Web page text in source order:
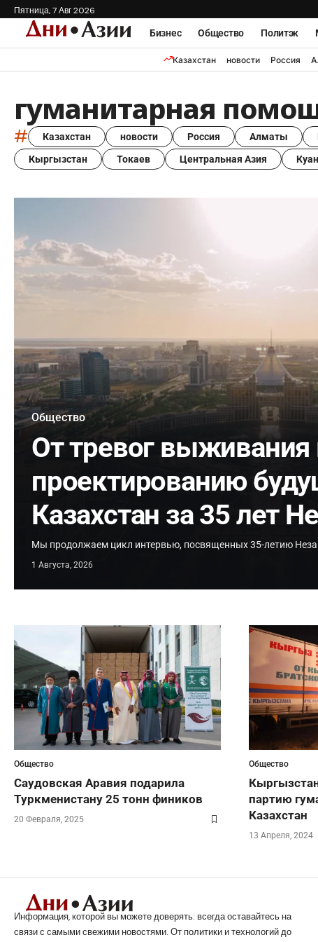
Пятница, 7 Авг 2026
Бизнес
Общество Политэк
Казахстан новости Россия
гуманитарная
# Казахстан новости Россия Алматы
Кыргызстан Токаев Центральная Азия
Общество
От тревог выживания
проектированию
Казахстан за 35 лет
Мы продолжаем цикл интервью, посвященных 35-летию
1 Августа, 2026
Общество
Саудовская Аравия подарила
Туркменистану 25 тонн фиников
20 Февраля, 2025
Общество
партию
Казахстан
13 Апреля, 2024
Информация, которой вы можете доверять: всегда оставайтесь на
связи с самыми свежими новостями. От политики и технологий до